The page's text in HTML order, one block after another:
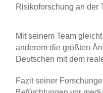
Risikoforschung an der
Mit seinem Team
anderem die größten
Deutschen mit dem
Fazit seiner